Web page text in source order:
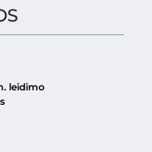
leidimo